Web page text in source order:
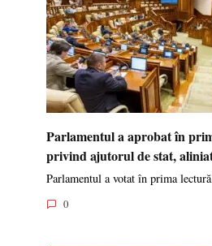
Parlamentul a aprobat în
privind ajutorul de stat,
Parlamentul a votat în prima
0